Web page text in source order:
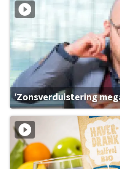
'Zonsverduistering